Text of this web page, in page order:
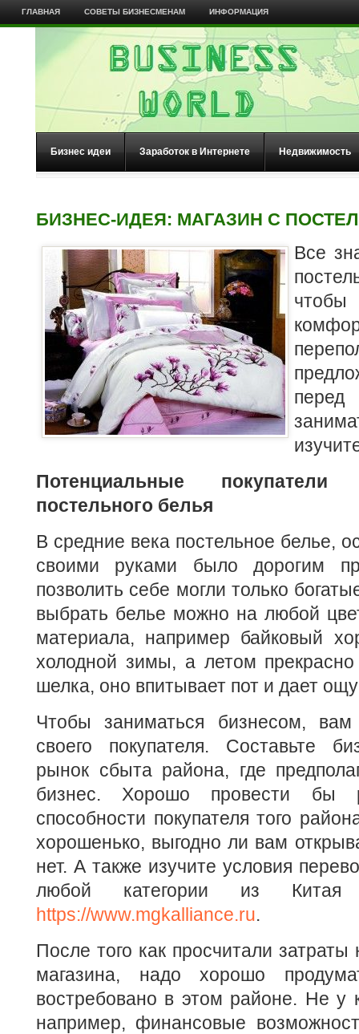
ГЛАВНАЯ СОВЕТЫ БИЗНЕСМЕНАМ ИНФОРМАЦИЯ
Бизнес идеи Заработок в Интернете Недвижимость
БИЗНЕС-ИДЕЯ: МАГАЗИН С
Все
Потенциальные
постельного белья
В средние века постельное белье,
своими руками было дорогим
позволить себе могли только
выбрать белье можно на любой
материала, например байковый
холодной зимы, а летом
шелка, оно впитывает пот и дает
Чтобы заниматься бизнесом, вам
своего покупателя. Составьте
рынок сбыта района, где
бизнес. Хорошо провести бы
способности покупателя того
хорошенько, выгодно ли вам
нет. А также изучите условия
любой категории из
https://www.mgkalliance.ru.
После того как просчитали
магазина, надо хорошо
востребовано в этом районе. Не у
например, финансовые